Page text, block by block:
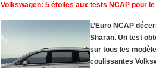
Volkswagen: 5 étoiles aux tests NCAP pour
L’Euro NCAP
Sharan. Un test
sur tous les
coulissantes